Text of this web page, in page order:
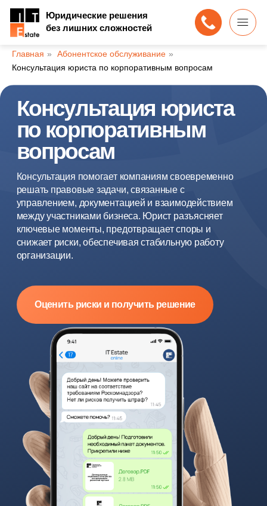
Юридические решения
без лишних сложностей
Главная » Абонентское обслуживание »
Консультация юриста по корпоративным вопросам
Консультация помогает компаниям своевременно
решать правовые задачи, связанные с
управлением, документацией и взаимодействием
между участниками бизнеса. Юрист разъясняет
ключевые моменты, предотвращает споры и
снижает риски, обеспечивая стабильную работу
организации.
по корпоративным
вопросам